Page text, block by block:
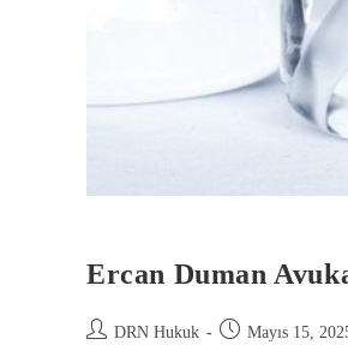
Ercan Duman
DRN Hukuk Mayıs 15,